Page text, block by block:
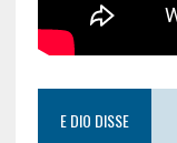
E DIO DISSE